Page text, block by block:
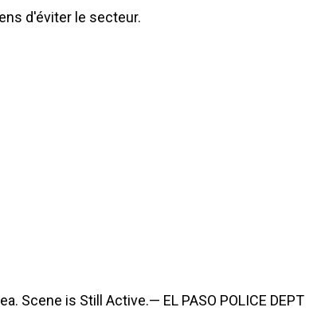
d'éviter le secteur.
Scene is Still Active.— EL PASO POLICE DEPT